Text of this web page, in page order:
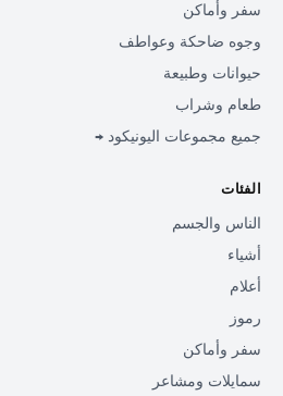
سفر وأماكن
وجوه ضاحكة وعواطف
حيوانات وطبيعة
طعام وشراب
جميع مجموعات اليونيكود →
الفئات
الناس والجسم
أشياء
أعلام
رموز
سفر وأماكن
سمايلات ومشاعر